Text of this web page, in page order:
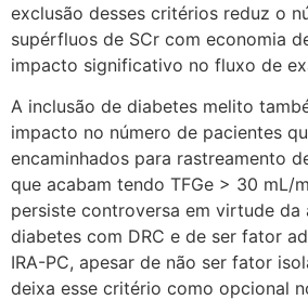
exclusão desses critérios reduz o
supérfluos de SCr com economia
impacto significativo no fluxo de
A inclusão de diabetes melito
impacto no número de pacientes
encaminhados para rastreamento
que acabam tendo TFGe > 30 mL/
persiste controversa em virtude da
diabetes com DRC e de ser fator
IRA-PC, apesar de não ser fator
deixa esse critério como opcional